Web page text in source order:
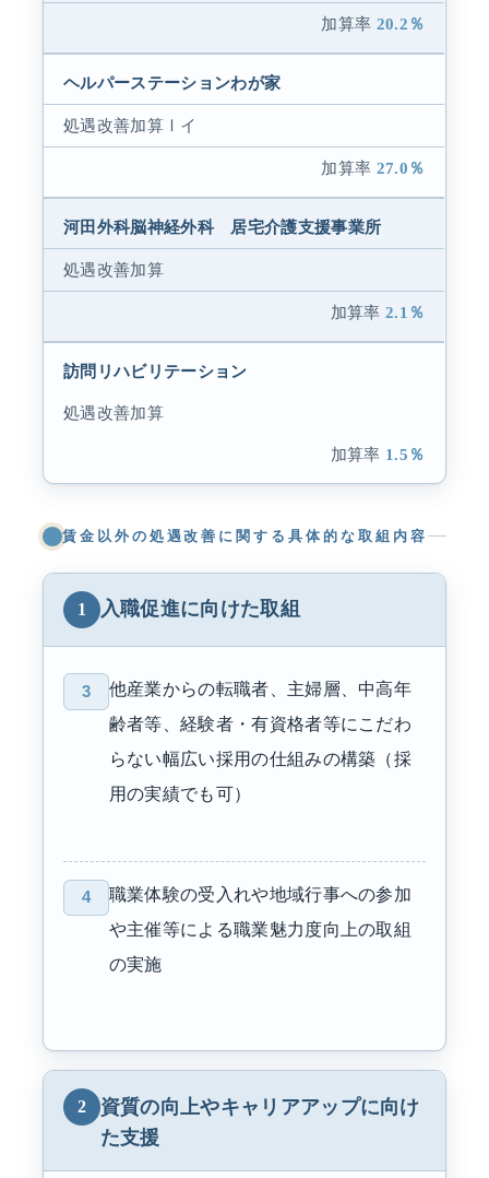
20.2％
ヘルパーステーションわが家
処遇改善加算Ⅰイ
27.0％
河田外科脳神経外科 居宅介護支援事業所
処遇改善加算
2.1％
訪問リハビリテーション
処遇改善加算
1.5％
賃金以外の処遇改善に関する具体的な取組内容
1 入職促進に向けた取組
3
他産業からの転職者、主婦層、中高年
齢者等、経験者・有資格者等にこだわ
らない幅広い採用の仕組みの構築（採
用の実績でも可）
4
職業体験の受入れや地域行事への参加
や主催等による職業魅力度向上の取組
の実施
2
資質の向上やキャリアアップに向け
た支援